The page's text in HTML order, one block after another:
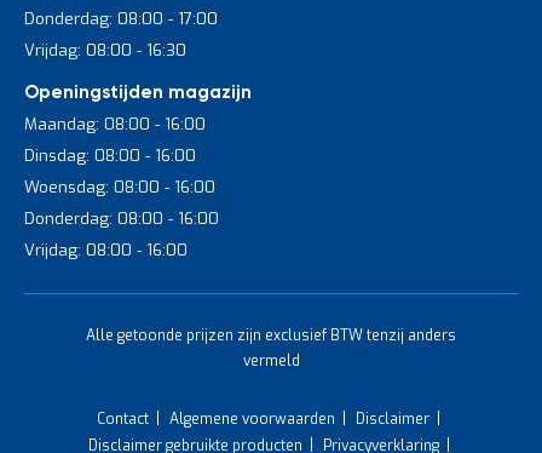
Donderdag: 08:00 - 17:00
Vrijdag: 08:00 - 16:30
Openingstijden magazijn
Maandag: 08:00 - 16:00
Dinsdag: 08:00 - 16:00
Woensdag: 08:00 - 16:00
Donderdag: 08:00 - 16:00
Vrijdag: 08:00 - 16:00
Alle getoonde prijzen zijn exclusief BTW tenzij anders
vermeld
Contact Algemene voorwaarden
Disclaimer
Disclaimer gebruikte producten
Privacyverklaring